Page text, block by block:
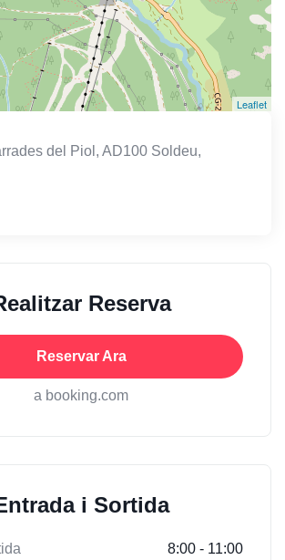
Leaflet
del Piol, AD100 Soldeu,
Reserva
Reservar Ara
a booking.com
i Sortida
8:00 - 11:00